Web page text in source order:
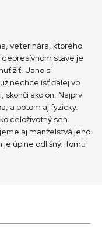
veterinára, ktorého
depresívnom stave je
žiť. Jano si
nechce ísť ďalej vo
skončí ako on. Najprv
a potom aj fyzicky.
celoživotný sen.
aj manželstvá jeho
úplne odlišný. Tomu